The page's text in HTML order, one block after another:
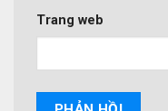
Trang web